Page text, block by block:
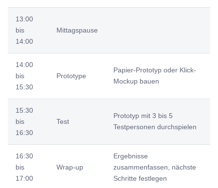
13:00
bis
14:00
Mittagspause
14:00
bis
15:30
Prototype
Papier-Prototyp oder Klick-
Mockup bauen
15:30
bis
16:30
Test
Prototyp mit 3 bis 5
Testpersonen durchspielen
16:30
bis
17:00
Wrap-up
Ergebnisse
zusammenfassen, nächste
Schritte festlegen